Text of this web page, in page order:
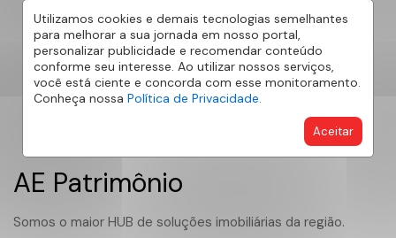
Utilizamos cookies e demais tecnologias semelhantes
para melhorar a sua jornada em nosso portal,
personalizar publicidade e recomendar conteúdo
conforme seu interesse. Ao utilizar nossos serviços,
você está ciente e concorda com esse monitoramento.
Conheça nossa Política de Privacidade.
Aceitar
AE Patrimônio
Somos o maior HUB de soluções imobiliárias da região.